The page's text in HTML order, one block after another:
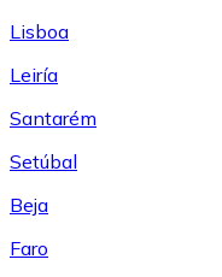
Lisboa
Leiría
Santarém
Setúbal
Beja
Faro